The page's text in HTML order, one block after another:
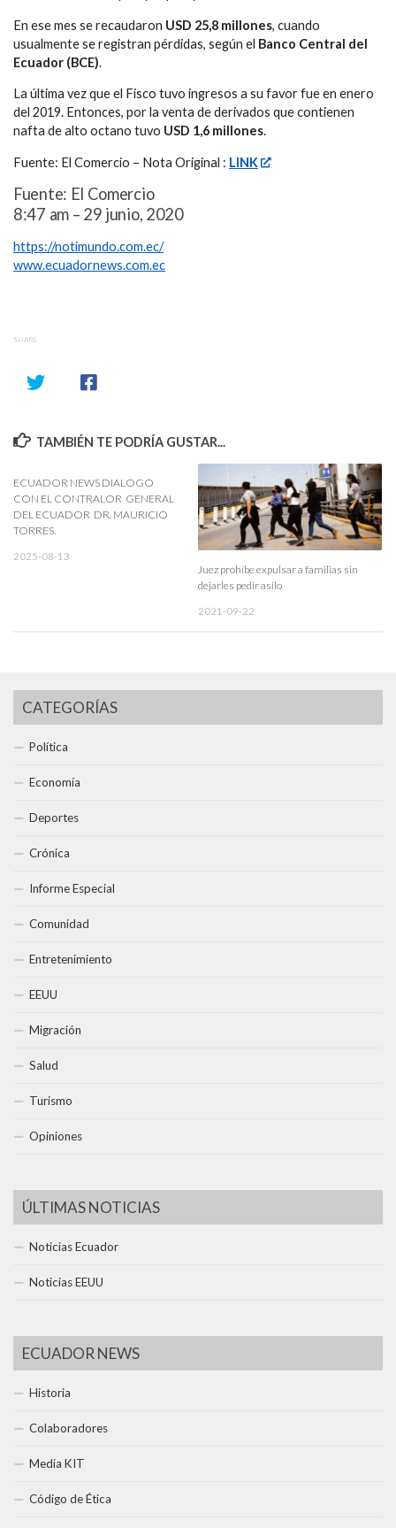
En ese mes se recaudaron USD 25,8 millones, cuando
usualmente se registran pérdidas, según el Banco Central del
Ecuador (BCE).
La última vez que el Fisco tuvo ingresos a su favor fue en enero
del 2019. Entonces, por la venta de derivados que contienen
nafta de alto octano tuvo USD 1,6 millones.
Fuente: El Comercio – Nota Original : LINK
Fuente: El Comercio
8:47 am – 29 junio, 2020
https://notimundo.com.ec/
www.ecuadornews.com.ec
SHARE
TAMBIÉN TE PODRÍA GUSTAR...
ECUADOR NEWS DIALOGO
CON EL CONTRALOR GENERAL
DEL ECUADOR DR. MAURICIO
TORRES.
2025-08-13
Juez prohíbe expulsar a familias sin
dejarles pedir asilo
2021-09-22
CATEGORÍAS
Política
Economía
Deportes
Crónica
Informe Especial
Comunidad
Entretenimiento
EEUU
Migración
Salud
Turismo
Opiniones
ÚLTIMAS NOTICIAS
Noticias Ecuador
Noticias EEUU
ECUADOR NEWS
Historia
Colaboradores
Media KIT
Código de Ética